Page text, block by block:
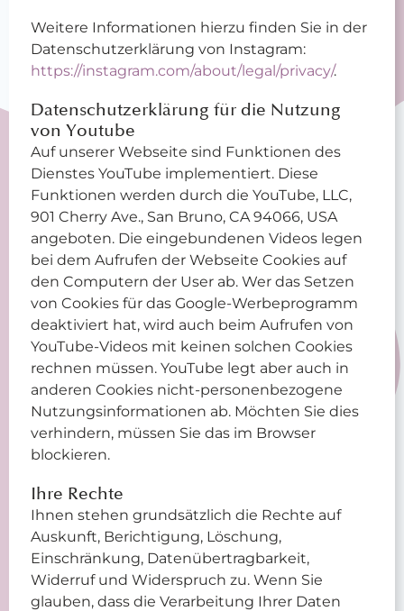
Weitere Informationen hierzu finden Sie in der
Datenschutzerklärung von Instagram:
https://instagram.com/about/legal/privacy/.
Datenschutzerklärung für die Nutzung
von Youtube
Auf unserer Webseite sind Funktionen des
Dienstes YouTube implementiert. Diese
Funktionen werden durch die YouTube, LLC,
901 Cherry Ave., San Bruno, CA 94066, USA
angeboten. Die eingebundenen Videos legen
bei dem Aufrufen der Webseite Cookies auf
den Computern der User ab. Wer das Setzen
von Cookies für das Google-Werbeprogramm
deaktiviert hat, wird auch beim Aufrufen von
YouTube-Videos mit keinen solchen Cookies
rechnen müssen. YouTube legt aber auch in
anderen Cookies nicht-personenbezogene
Nutzungsinformationen ab. Möchten Sie dies
verhindern, müssen Sie das im Browser
blockieren.
Ihre Rechte
Ihnen stehen grundsätzlich die Rechte auf
Auskunft, Berichtigung, Löschung,
Einschränkung, Datenübertragbarkeit,
Widerruf und Widerspruch zu. Wenn Sie
glauben, dass die Verarbeitung Ihrer Daten